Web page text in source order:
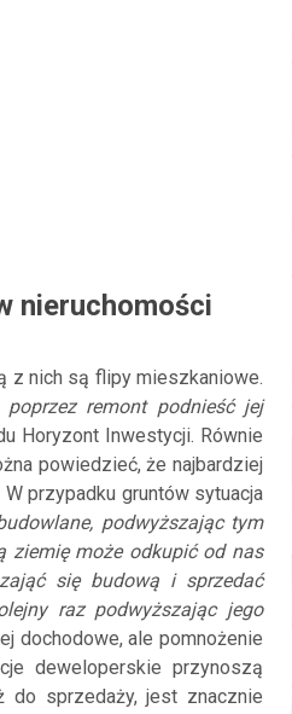
nieruchomości
z nich są flipy mieszkaniowe.
remont podnieść jej
Horyzont Inwestycji. Równie
powiedzieć, że najbardziej
przypadku gruntów sytuacja
podwyższając tym
ziemię może odkupić od nas
się budową i sprzedać
raz podwyższając jego
dochodowe, ale pomnożenie
deweloperskie przynoszą
do sprzedaży, jest znacznie